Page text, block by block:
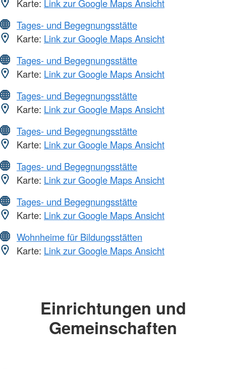
Karte: Link zur Google Maps Ansicht
Tages- und Begegnungsstätte
Karte: Link zur Google Maps Ansicht
Tages- und Begegnungsstätte
Karte: Link zur Google Maps Ansicht
Tages- und Begegnungsstätte
Karte: Link zur Google Maps Ansicht
Tages- und Begegnungsstätte
Karte: Link zur Google Maps Ansicht
Tages- und Begegnungsstätte
Karte: Link zur Google Maps Ansicht
Tages- und Begegnungsstätte
Karte: Link zur Google Maps Ansicht
Wohnheime für Bildungsstätten
Karte: Link zur Google Maps Ansicht
Einrichtungen und
Gemeinschaften